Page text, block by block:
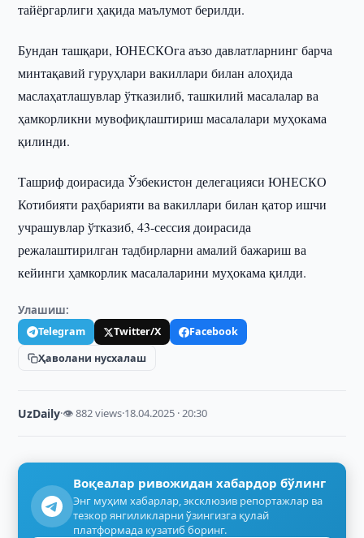
тайёргарлиги ҳақида маълумот берилди.
Бундан ташқари, ЮНЕСКОга аъзо давлатларнинг барча
минтақавий гуруҳлари вакиллари билан алоҳида
маслаҳатлашувлар ўтказилиб, ташкилий масалалар ва
ҳамкорликни мувофиқлаштириш масалалари муҳокама
қилинди.
Ташриф доирасида Ўзбекистон делегацияси ЮНЕСКО
Котибияти раҳбарияти ва вакиллари билан қатор ишчи
учрашувлар ўтказиб, 43-сессия доирасида
режалаштирилган тадбирларни амалий бажариш ва
кейинги ҳамкорлик масалаларини муҳокама қилди.
Улашиш:
Telegram Twitter/X
Facebook
Ҳаволани нусхалаш
UzDaily·👁 882 views·18.04.2025 · 20:30
Воқеалар ривожидан хабардор бўлинг
Энг муҳим хабарлар, эксклюзив репортажлар ва
тезкор янгиликларни ўзингизга қулай
платформада кузатиб боринг.